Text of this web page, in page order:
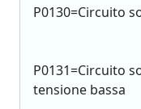
P0130=Circuito
P0131=Circuito
tensione bassa